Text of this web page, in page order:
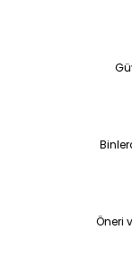
Öneri